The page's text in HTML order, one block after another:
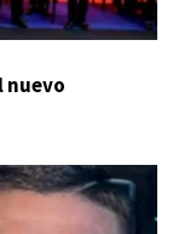
nuevo